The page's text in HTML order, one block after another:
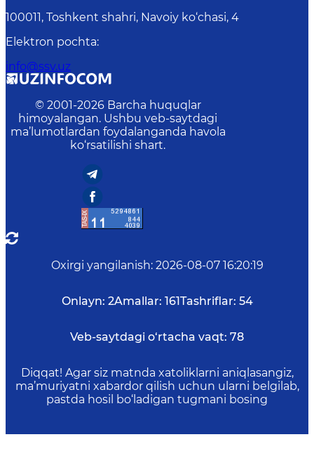
100011, Toshkent shahri, Navoiy ko‘chаsi, 4
Elektron pochta:
info@ssv.uz
© 2001-2026 Barcha huquqlar
himoyalangan. Ushbu veb-saytdagi
ma’lumotlardan foydalanganda havola
ko‘rsatilishi shart.
Oxirgi yangilanish: 2026-08-07 16:20:19
Onlayn: 2Amallar: 161Tashriflar: 54
Veb-saytdagi o‘rtacha vaqt: 78
Diqqat! Agar siz matnda xatoliklarni aniqlasangiz,
ma’muriyatni xabardor qilish uchun ularni belgilab,
pastda hosil bo‘ladigan tugmani bosing